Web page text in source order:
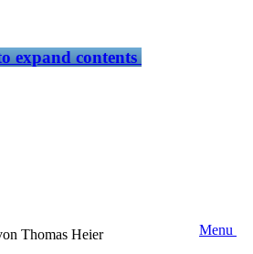
expand contents
Thomas Heier Menu